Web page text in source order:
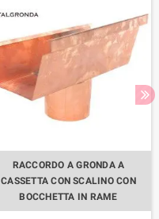
RACCORDO A GRONDA A
CASSETTA CON SCALINO CON
BOCCHETTA IN RAME